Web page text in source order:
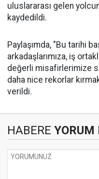
uluslararası gelen
kaydedildi.
Paylaşımda, "Bu tarihi
arkadaşlarımıza, iş
değerli misafirlerimize
daha nice rekorlar
verildi.
HABERE YORUM